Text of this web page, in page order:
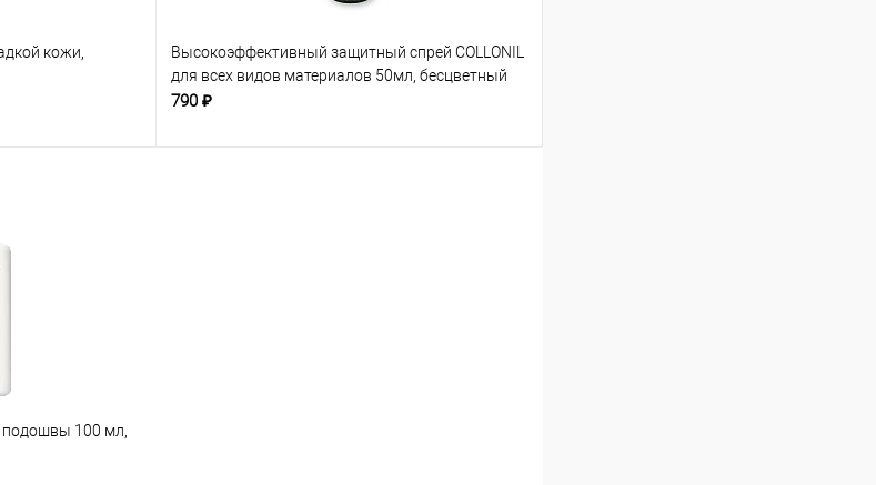
кожи,
Высокоэффективный защитный спрей COLLONIL
для всех видов материалов 50мл, бесцветный
790 ₽
подошвы 100 мл,